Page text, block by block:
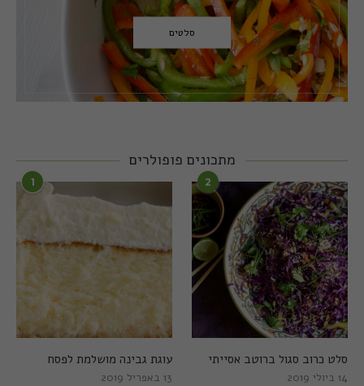
סלטים
מתכונים פופולרים
1
עוגת גבינה מושלמת לפסח
13 באפריל 2019
2
סלט כרוב סגול ברוטב אסייתי
14 ביולי 2019